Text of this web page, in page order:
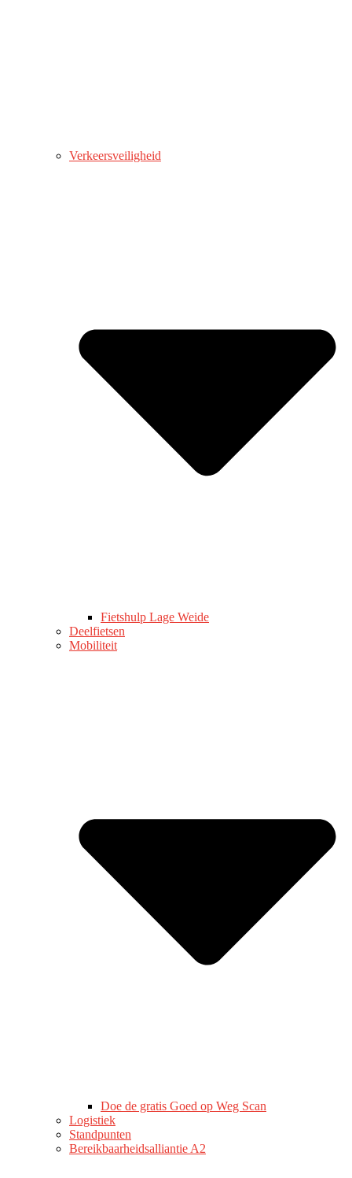
Verkeersveiligheid
Fietshulp Lage Weide
Deelfietsen
Mobiliteit
Doe de gratis Goed op Weg Scan
Logistiek
Standpunten
Bereikbaarheidsalliantie A2